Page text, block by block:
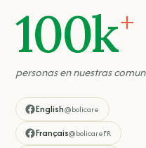
100k+
personas en nuestras
English@bolicare
Français@bolicareFR